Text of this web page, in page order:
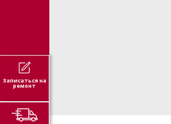
Записаться на
ремонт